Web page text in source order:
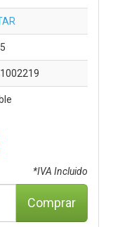
*IVA Incluido
Comprar